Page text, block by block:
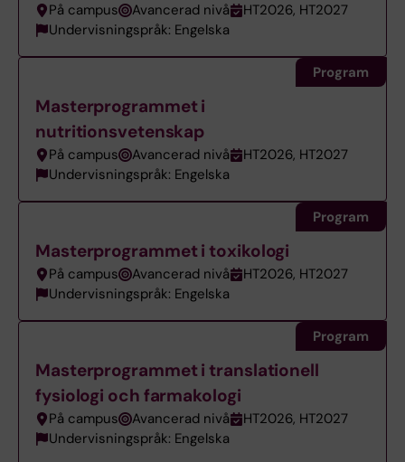
På campus Avancerad nivå
HT2026, HT2027
Undervisningspråk: Engelska
Masterprogrammet i
nutritionsvetenskap
På campus Avancerad nivå
HT2026, HT2027
Undervisningspråk: Engelska
Program
Masterprogrammet i toxikologi
På campus Avancerad nivå
HT2026, HT2027
Undervisningspråk: Engelska
Program
Masterprogrammet i translationell
fysiologi och farmakologi
På campus Avancerad nivå
HT2026, HT2027
Undervisningspråk: Engelska
Program